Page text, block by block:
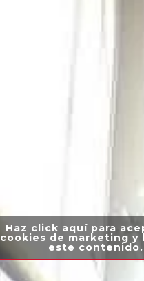
Haz click aquí para
cookies de marketing y
este contenido.